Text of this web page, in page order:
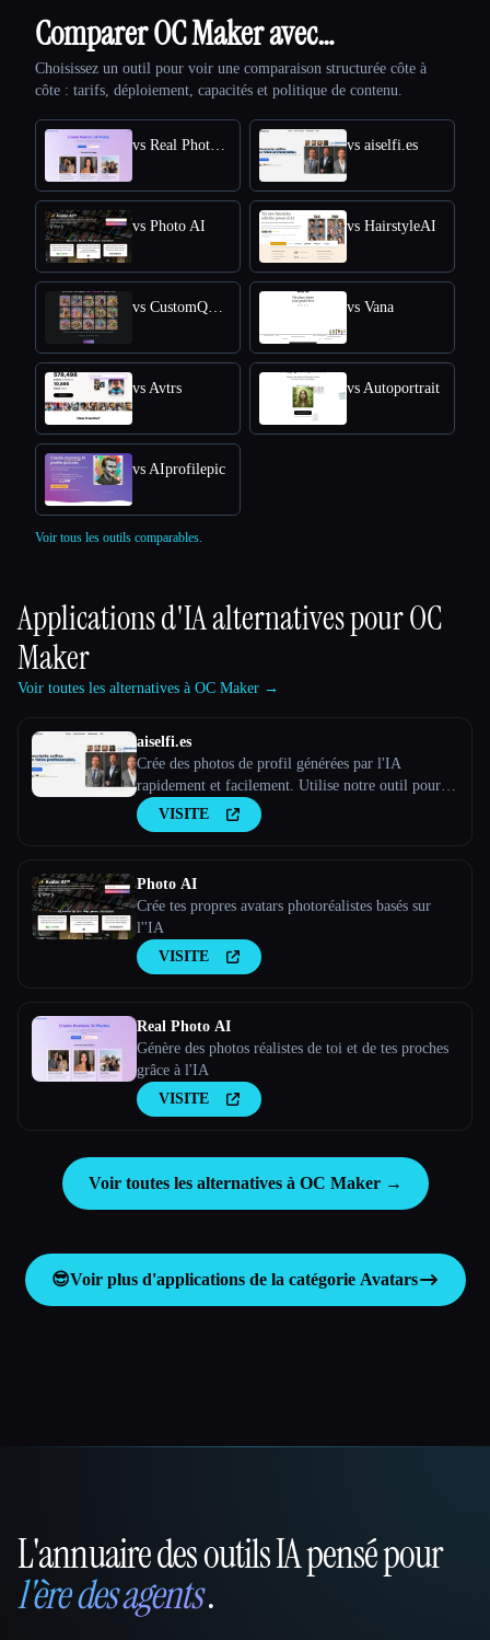
Comparer OC Maker avec…
Choisissez un outil pour voir une comparaison structurée côte à
côte : tarifs, déploiement, capacités et politique de contenu.
vs Real Photo AI vs aiselfi.es
vs Photo AI vs HairstyleAI
vs CustomQR AI vs Vana
vs Avtrs vs Autoportrait
vs AIprofilepic
Voir tous les outils comparables.
Applications d'IA alternatives pourOC
Maker
Voir toutes les alternatives à OC Maker →
aiselfi.es
Crée des photos de profil générées par l'IA
rapidement et facilement. Utilise notre outil pour
créer des photos de profil IA personnalisées et
gratuites en quelques minutes. Essaye-le →
VISITE
Photo AI
Crée tes propres avatars photoréalistes basés sur
l''IA
VISITE
Real Photo AI
Génère des photos réalistes de toi et de tes proches
grâce à l'IA
VISITE
Voir toutes les alternatives à OC Maker →
😎Voir plus d'applications de la catégorie Avatars
That AI Collection
L'annuaire des outils IA pensé pour
l'ère des agents.